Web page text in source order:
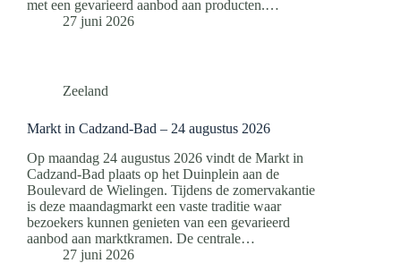
met een gevarieerd aanbod aan producten.…
27 juni 2026
Zeeland
Markt in Cadzand-Bad – 24 augustus 2026
Op maandag 24 augustus 2026 vindt de Markt in
Cadzand-Bad plaats op het Duinplein aan de
Boulevard de Wielingen. Tijdens de zomervakantie
is deze maandagmarkt een vaste traditie waar
bezoekers kunnen genieten van een gevarieerd
aanbod aan marktkramen. De centrale…
27 juni 2026